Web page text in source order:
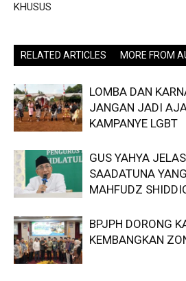
KHUSUS
RELATED ARTICLES MORE FROM
LOMBA DAN
JANGAN JADI
KAMPANYE LGBT
GUS YAHYA
SAADATUNA
MAHFUDZ
BPJPH DORONG
KEMBANGKAN